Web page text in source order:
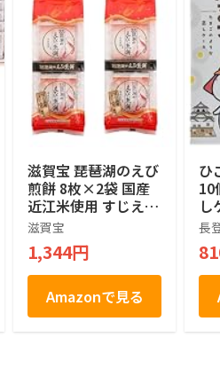
滋賀宝 琵琶湖のえび
煎餅 8枚×2袋 国産
近江米使用 すじえび
おかき おやつ
滋賀宝
1,344円
Amazonで見る
ひ
10
し
滋
長